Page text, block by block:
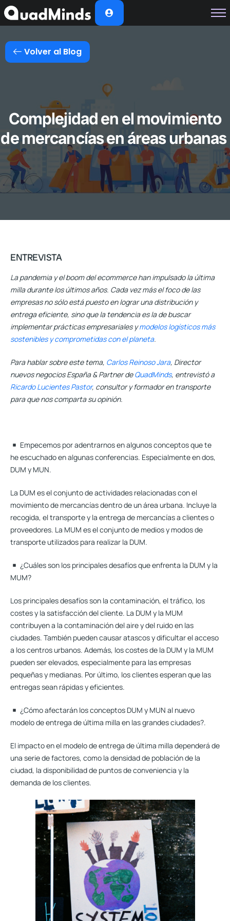
Soluciones
Módulos
Casos de Éxito
Nosotros
Volver al Blog
Complejidad en el movimiento
de mercancías en áreas urbanas
ENTREVISTA
La pandemia y el boom del ecommerce han impulsado la última
milla durante los últimos años. Cada vez más el foco de las
empresas no sólo está puesto en lograr una distribución y
entrega eficiente, sino que la tendencia es la de buscar
implementar prácticas empresariales ymodelos logísticos más
sostenibles y comprometidas con el planeta.
Para hablar sobre este tema, Carlos Reinoso Jara, Director
nuevos negocios España & Partner deQuadMinds, entrevistó a
Ricardo Lucientes Pastor, consultor y formador en transporte
para que nos comparta su opinión.
Empecemos por adentrarnos en algunos conceptos que te
he escuchado en algunas conferencias. Especialmente en dos,
DUM y MUN.
La DUM es el conjunto de actividades relacionadas con el
movimiento de mercancías dentro de un área urbana. Incluye la
recogida, el transporte y la entrega de mercancías a clientes o
proveedores. La MUM es el conjunto de medios y modos de
transporte utilizados para realizar la DUM.
¿Cuáles son los principales desafíos que enfrenta la DUM y la
MUM?
Los principales desafíos son la contaminación, el tráfico, los
costes y la satisfacción del cliente. La DUM y la MUM
contribuyen a la contaminación del aire y del ruido en las
ciudades. También pueden causar atascos y dificultar el acceso
a los centros urbanos. Además, los costes de la DUM y la MUM
pueden ser elevados, especialmente para las empresas
pequeñas y medianas. Por último, los clientes esperan que las
entregas sean rápidas y eficientes.
¿Cómo afectarán los conceptos DUM y MUN al nuevo
modelo de entrega de última milla en las grandes ciudades?.
El impacto en el modelo de entrega de última milla dependerá de
una serie de factores, como la densidad de población de la
ciudad, la disponibilidad de puntos de conveniencia y la
demanda de los clientes.